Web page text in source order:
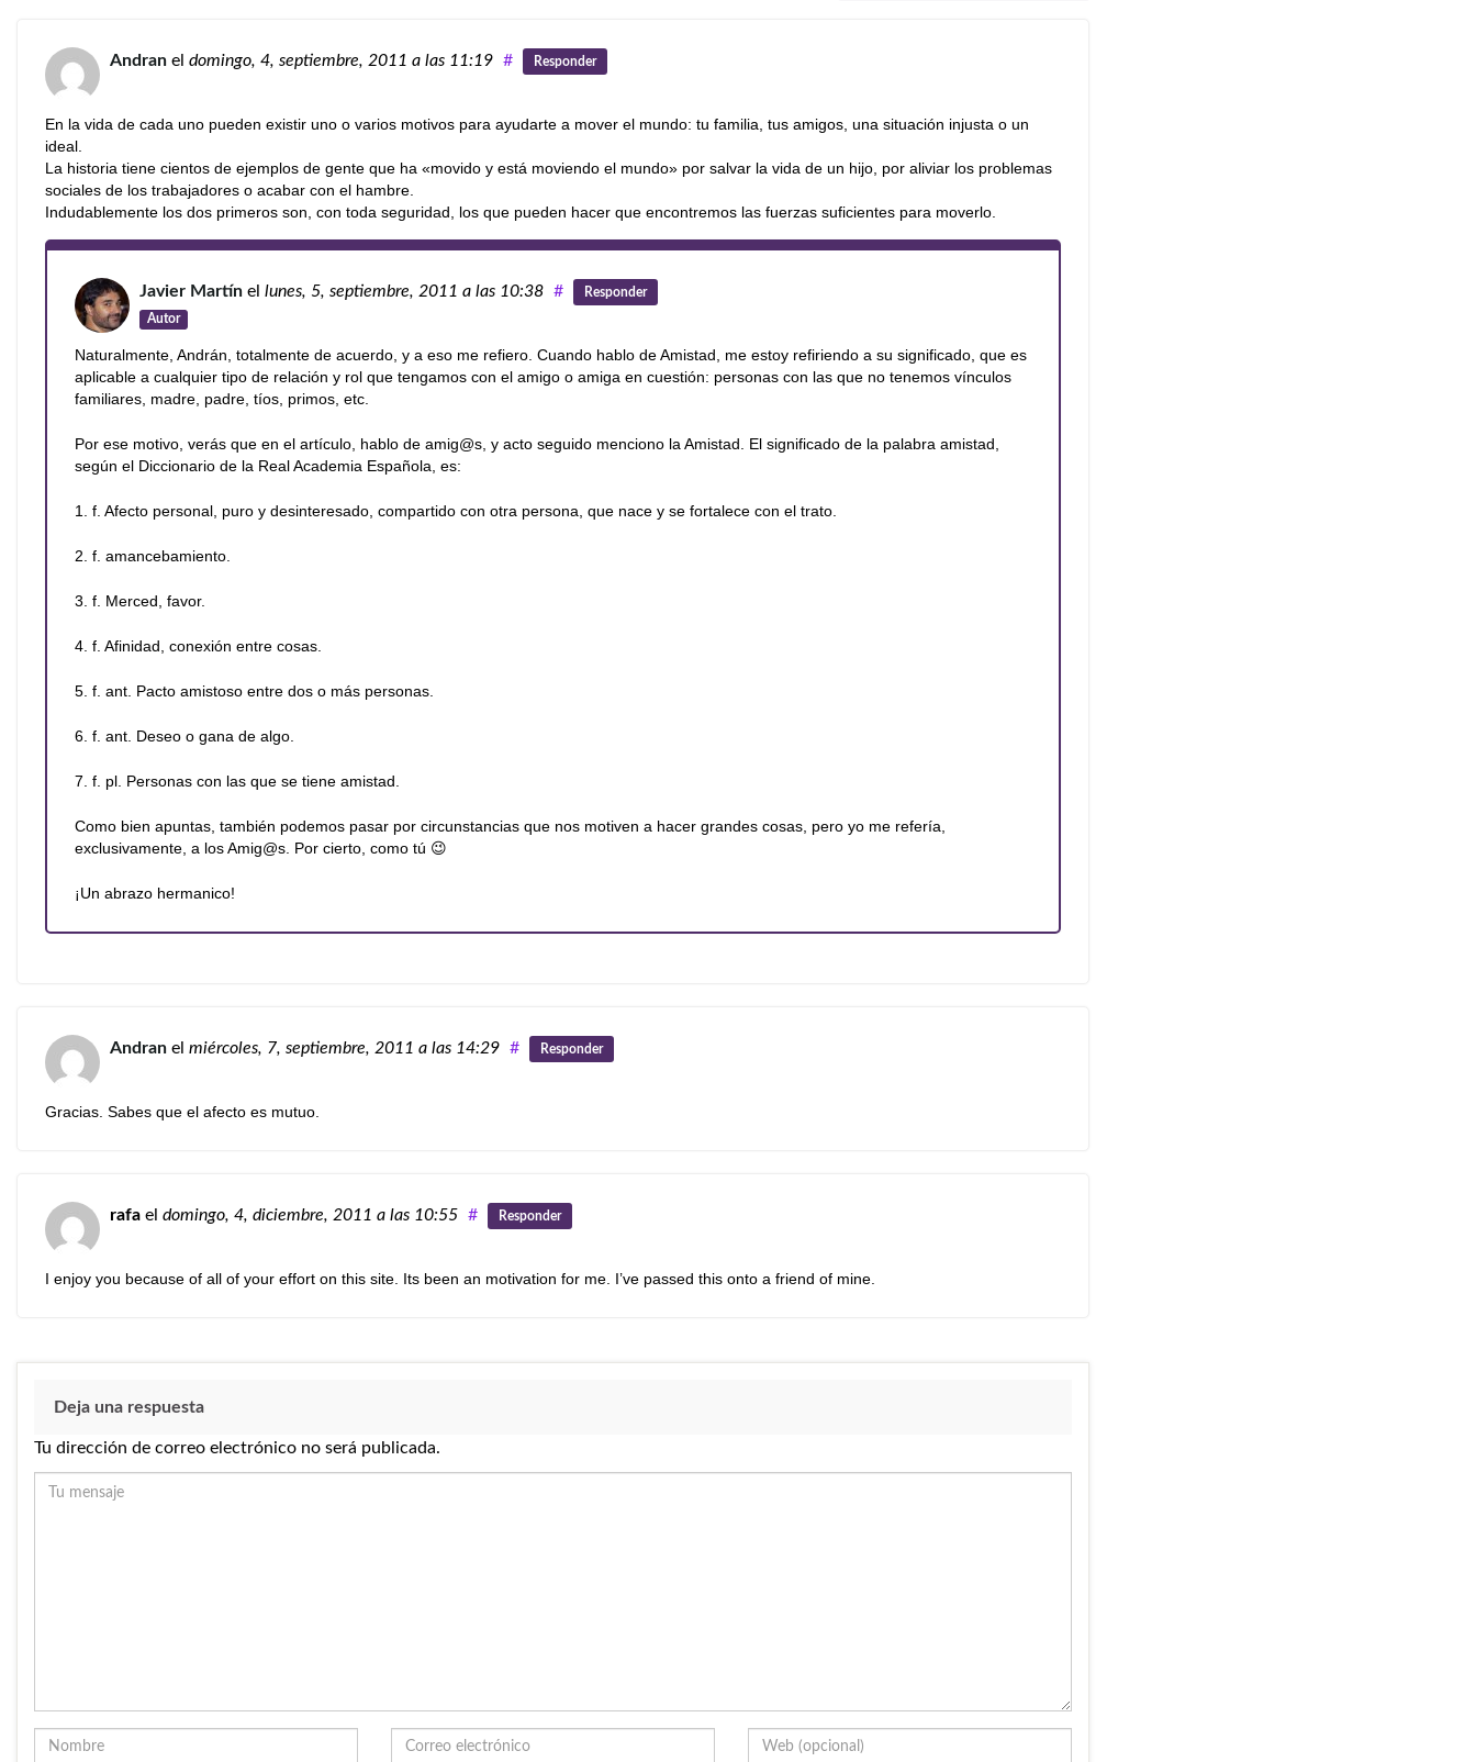
Andran el domingo, 4, septiembre, 2011 a las 11:19 # Responder
En la vida de cada uno pueden existir uno o varios motivos para ayudarte a mover el mundo: tu familia, tus amigos, una situación injusta o un
ideal.
La historia tiene cientos de ejemplos de gente que ha «movido y está moviendo el mundo» por salvar la vida de un hijo, por aliviar los problemas
sociales de los trabajadores o acabar con el hambre.
Indudablemente los dos primeros son, con toda seguridad, los que pueden hacer que encontremos las fuerzas suficientes para moverlo.
Javier Martín el lunes, 5, septiembre, 2011 a las 10:38
Autor
# Responder
Naturalmente, Andrán, totalmente de acuerdo, y a eso me refiero. Cuando hablo de Amistad, me estoy refiriendo a su significado, que es
aplicable a cualquier tipo de relación y rol que tengamos con el amigo o amiga en cuestión: personas con las que no tenemos vínculos
familiares, madre, padre, tíos, primos, etc.
Por ese motivo, verás que en el artículo, hablo de amig@s, y acto seguido menciono la Amistad. El significado de la palabra amistad,
según el Diccionario de la Real Academia Española, es:
1. f. Afecto personal, puro y desinteresado, compartido con otra persona, que nace y se fortalece con el trato.
2. f. amancebamiento.
3. f. Merced, favor.
4. f. Afinidad, conexión entre cosas.
5. f. ant. Pacto amistoso entre dos o más personas.
6. f. ant. Deseo o gana de algo.
7. f. pl. Personas con las que se tiene amistad.
Como bien apuntas, también podemos pasar por circunstancias que nos motiven a hacer grandes cosas, pero yo me refería,
exclusivamente, a los Amig@s. Por cierto, como tú 😉
¡Un abrazo hermanico!
Andran el miércoles, 7, septiembre, 2011 a las 14:29 # Responder
Gracias. Sabes que el afecto es mutuo.
rafa el domingo, 4, diciembre, 2011 a las 10:55 # Responder
I enjoy you because of all of your effort on this site. Its been an motivation for me. I’ve passed this onto a friend of mine.
Deja una respuesta
Tu dirección de correo electrónico no será publicada.